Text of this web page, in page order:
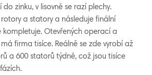
zinku, v lisovně se razí plechy.
a statory a následuje finální
kompletuje. Otevřených operací a
firma tisíce. Reálně se zde vyrobí až
a 600 statorů týdně, což jsou tisíce